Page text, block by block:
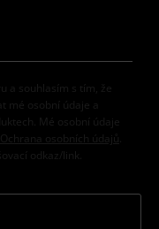
a souhlasím s tím, že
mé osobní údaje a
Mé osobní údaje
Ochrana osobních údajů
odkaz/link.